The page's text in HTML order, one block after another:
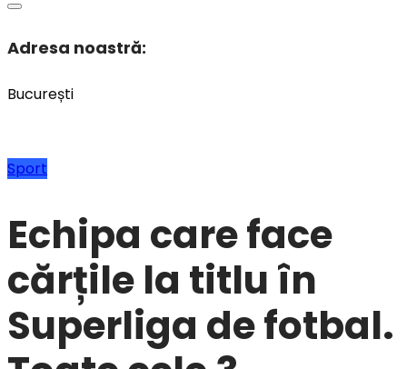
Adresa noastră:
București
Sport
Echipa care face
cărțile la titlu în
Superliga de fotbal.